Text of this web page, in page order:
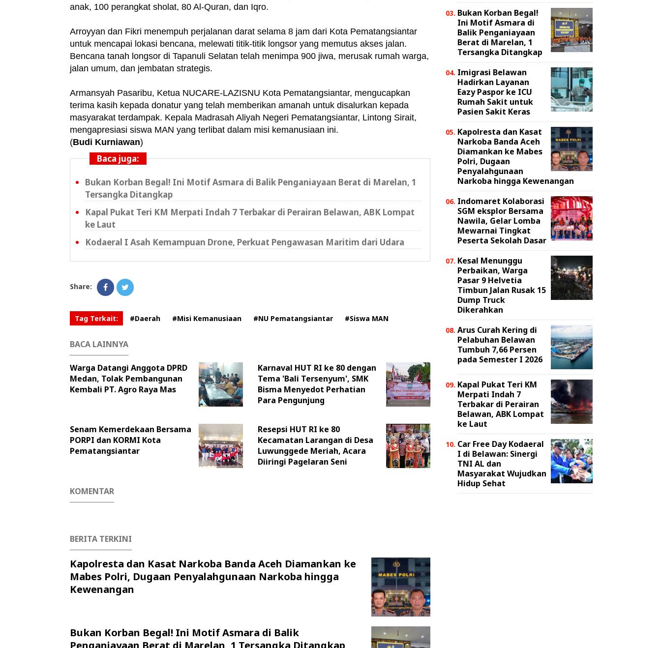
anak, 100 perangkat sholat, 80 Al-Quran, dan Iqro.
Arroyyan dan Fikri menempuh perjalanan darat selama 8 jam dari Kota Pematangsiantar
untuk mencapai lokasi bencana, melewati titik-titik longsor yang memutus akses jalan.
Bencana tanah longsor di Tapanuli Selatan telah menimpa 900 jiwa, merusak rumah warga,
jalan umum, dan jembatan strategis.
Armansyah Pasaribu, Ketua NUCARE-LAZISNU Kota Pematangsiantar, mengucapkan
terima kasih kepada donatur yang telah memberikan amanah untuk disalurkan kepada
masyarakat terdampak. Kepala Madrasah Aliyah Negeri Pematangsiantar, Lintong Sirait,
mengapresiasi siswa MAN yang terlibat dalam misi kemanusiaan ini.
(Budi Kurniawan)
Baca juga:
Bukan Korban Begal! Ini Motif Asmara di Balik Penganiayaan Berat di Marelan, 1
Tersangka Ditangkap
Kapal Pukat Teri KM Merpati Indah 7 Terbakar di Perairan Belawan, ABK Lompat
ke Laut
Kodaeral I Asah Kemampuan Drone, Perkuat Pengawasan Maritim dari Udara
Share:
Tag Terkait: #Daerah #Misi Kemanusiaan #NU Pematangsiantar #Siswa MAN
BACA LAINNYA
Warga Datangi Anggota DPRD
Medan, Tolak Pembangunan
Kembali PT. Agro Raya Mas
Karnaval HUT RI ke 80 dengan
Tema 'Bali Tersenyum', SMK
Bisma Menyedot Perhatian
Para Pengunjung
Senam Kemerdekaan Bersama
PORPI dan KORMI Kota
Pematangsiantar
Resepsi HUT RI ke 80
Kecamatan Larangan di Desa
Luwunggede Meriah, Acara
Diiringi Pagelaran Seni
KOMENTAR
BERITA TERKINI
Kapolresta dan Kasat Narkoba Banda Aceh Diamankan ke
Mabes Polri, Dugaan Penyalahgunaan Narkoba hingga
Kewenangan
Bukan Korban Begal! Ini Motif Asmara di Balik
Penganiayaan Berat di Marelan, 1 Tersangka Ditangkap
Bukan Korban Begal!
Ini Motif Asmara di
Balik Penganiayaan
Berat di Marelan, 1
Tersangka Ditangkap
Imigrasi Belawan
Hadirkan Layanan
Eazy Paspor ke ICU
Rumah Sakit untuk
Pasien Sakit Keras
Kapolresta dan Kasat
Narkoba Banda Aceh
Diamankan ke Mabes
Polri, Dugaan
Penyalahgunaan
Narkoba hingga Kewenangan
Indomaret Kolaborasi
SGM eksplor Bersama
Nawila, Gelar Lomba
Mewarnai Tingkat
Peserta Sekolah Dasar
Kesal Menunggu
Perbaikan, Warga
Pasar 9 Helvetia
Timbun Jalan Rusak 15
Dump Truck
Dikerahkan
Arus Curah Kering di
Pelabuhan Belawan
Tumbuh 7,66 Persen
pada Semester I 2026
Kapal Pukat Teri KM
Merpati Indah 7
Terbakar di Perairan
Belawan, ABK Lompat
ke Laut
Car Free Day Kodaeral
I di Belawan: Sinergi
TNI AL dan
Masyarakat Wujudkan
Hidup Sehat